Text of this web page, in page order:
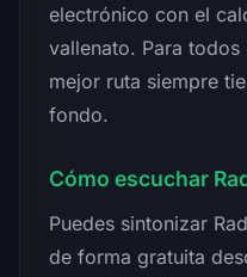
electrónico con el
vallenato. Para
mejor ruta siempre
fondo.
Cómo escuchar
Puedes sintonizar
de forma gratuita